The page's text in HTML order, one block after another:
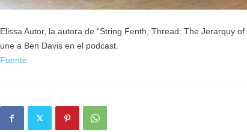
Elissa Autor, la autora de “String Fenth, Thread: The Jerarquy
une a Ben Davis en el podcast.
Fuente